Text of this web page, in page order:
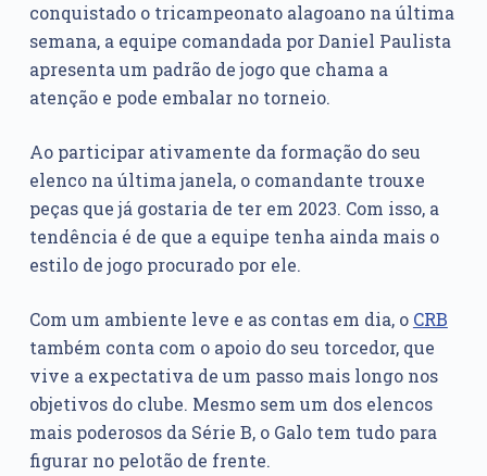
conquistado o tricampeonato alagoano na última
semana, a equipe comandada por Daniel Paulista
apresenta um padrão de jogo que chama a
atenção e pode embalar no torneio.
Ao participar ativamente da formação do seu
elenco na última janela, o comandante trouxe
peças que já gostaria de ter em 2023. Com isso, a
tendência é de que a equipe tenha ainda mais o
estilo de jogo procurado por ele.
Com um ambiente leve e as contas em dia, o CRB
também conta com o apoio do seu torcedor, que
vive a expectativa de um passo mais longo nos
objetivos do clube. Mesmo sem um dos elencos
mais poderosos da Série B, o Galo tem tudo para
figurar no pelotão de frente.